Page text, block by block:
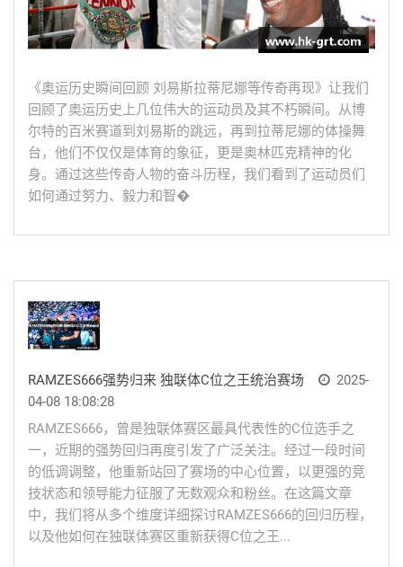
《奥运历史瞬间回顾 刘易斯拉蒂尼娜等传奇再现》让我们
回顾了奥运历史上几位伟大的运动员及其不朽瞬间。从博
尔特的百米赛道到刘易斯的跳远，再到拉蒂尼娜的体操舞
台，他们不仅仅是体育的象征，更是奥林匹克精神的化
身。通过这些传奇人物的奋斗历程，我们看到了运动员们
如何通过努力、毅力和智�
RAMZES666强势归来 独联体C位之王统治赛场
2025-
04-08 18:08:28
RAMZES666，曾是独联体赛区最具代表性的C位选手之
一，近期的强势回归再度引发了广泛关注。经过一段时间
的低调调整，他重新站回了赛场的中心位置，以更强的竞
技状态和领导能力征服了无数观众和粉丝。在这篇文章
中，我们将从多个维度详细探讨RAMZES666的回归历程，
以及他如何在独联体赛区重新获得C位之王...